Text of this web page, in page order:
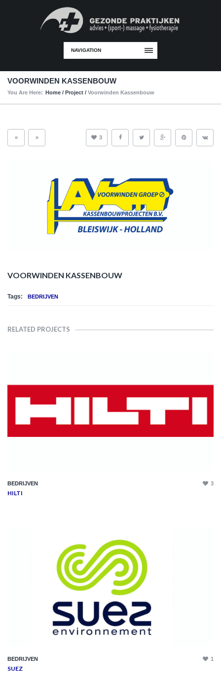
NAVIGATION
VOORWINDEN KASSENBOUW
You Are Here: Home / Project / Voorwinden Kassenbouw
« » 3
VOORWINDEN KASSENBOUW
Tags: BEDRIJVEN
RELATED PROJECTS
BEDRIJVEN
HILTI
3
BEDRIJVEN
SUEZ
1